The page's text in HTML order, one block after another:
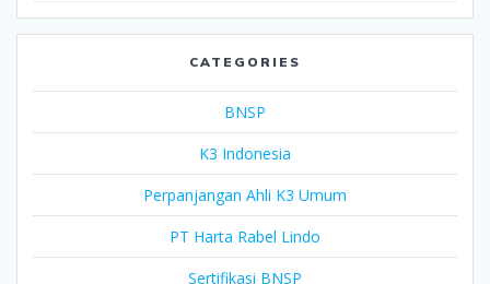
CATEGORIES
BNSP
K3 Indonesia
Perpanjangan Ahli K3 Umum
PT Harta Rabel Lindo
Sertifikasi BNSP